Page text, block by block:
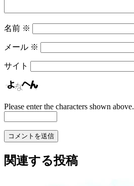
名前 ※
メール ※
サイト
Please enter the characters shown above.
関連する投稿